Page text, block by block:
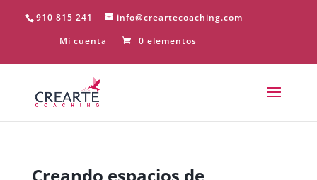
910 815 241
info@creartecoaching.com
Mi cuenta
0 elementos